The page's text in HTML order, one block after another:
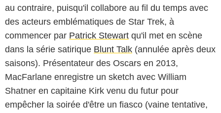
au contraire, puisqu'il collabore au fil du temps avec
des acteurs emblématiques de Star Trek, à
commencer par Patrick Stewart qu'il met en scène
dans la série satirique Blunt Talk (annulée après deux
saisons). Présentateur des Oscars en 2013,
MacFarlane enregistre un sketch avec William
Shatner en capitaine Kirk venu du futur pour
empêcher la soirée d'être un fiasco (vaine tentative,